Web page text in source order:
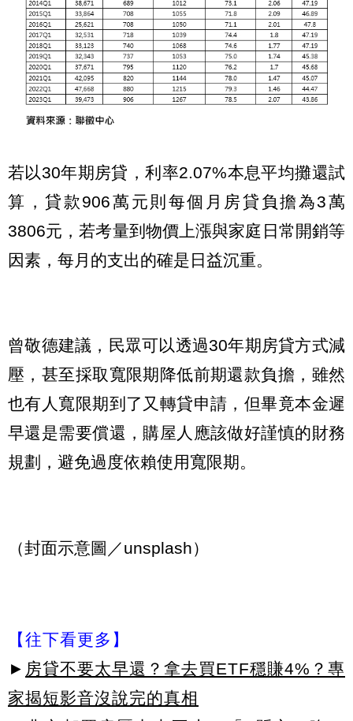
若以30年期房貸，利率2.07%本息平均攤還試
算，貸款906萬元則每個月房貸負擔為3萬
3806元，若考量到物價上漲與家庭日常開銷等
因素，每月的支出的確是日益沉重。
曾敬德建議，民眾可以透過30年期房貸方式減
壓，甚至採取寬限期降低前期還款負擔，雖然
也有人寬限期到了又轉貸申請，但畢竟本金遲
早還是需要償還，購屋人應該做好謹慎的財務
規劃，避免過度依賴使用寬限期。
（封面示意圖／unsplash）
【往下看更多】
► 房貸不要太早還？拿去買ETF穩賺4%？專
家揭短影音沒說完的真相